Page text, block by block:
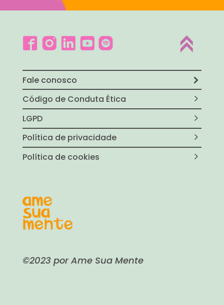
Fale conosco
Código de Conduta Ética
LGPD
Política de privacidade
Política de cookies
©2023 por Ame Sua Mente